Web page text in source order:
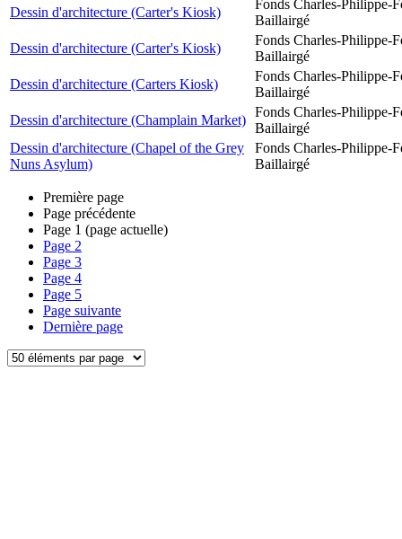
Dessin d'architecture (Carter's Kiosk)
Fonds Charles-Philippe-
Baillairgé
Dessin d'architecture (Carter's Kiosk)
Fonds Charles-Philippe-
Baillairgé
Dessin d'architecture (Carters Kiosk)
Fonds Charles-Philippe-
Baillairgé
Dessin d'architecture (Champlain Market)
Fonds Charles-Philippe-
Baillairgé
Dessin d'architecture (Chapel of the Grey
Nuns Asylum)
Fonds Charles-Philippe-
Baillairgé
Première page
Page précédente
Page 1 (page actuelle)
Page 2
Page 3
Page 4
Page 5
Page suivante
Dernière page